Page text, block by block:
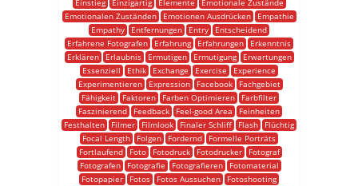
Einstieg
Einzigartig Elemente
Emotionale Zustände
Emotionalen Zuständen
Emotionen Ausdrücken
Empathie
Empathy
Entfernungen Entry
Entscheidend
Erfahrene Fotografen
Erfahrung Erfahrungen
Erkenntnis
Erklären
Erlaubnis Ermutigen Ermutigung
Erwartungen
Essenziell
Ethik Exchange Exercise
Experience
Experimentieren
Expression Facebook
Fachgebiet
Fähigkeit
Faktoren Farben Optimieren
Farbfilter
Faszinierend
Feedback Feel-good Area
Feinheiten
Festhalten
Filmer Filmlook Finaler Schliff Flash
Flüchtig
Focal Length
Folgen Fordernd
Formelle Porträts
Fortlaufend
Foto Fotodruck Fotodrucker
Fotograf
Fotografen
Fotografie Fotografieren
Fotomaterial
Fotopapier
Fotos Fotos Aussuchen
Fotoshooting